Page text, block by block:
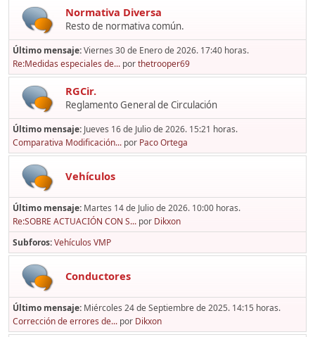
Normativa Diversa
Resto de normativa común.
Último mensaje:Viernes 30 de Enero de 2026. 17:40 horas.
Re:Medidas especiales de... porthetrooper69
RGCir.
Reglamento General de Circulación
Último mensaje: Jueves 16 de Julio de 2026. 15:21 horas.
Comparativa Modificación... por Paco Ortega
Vehículos
Último mensaje: Martes 14 de Julio de 2026. 10:00 horas.
Re:SOBRE ACTUACIÓN CON S... por Dikxon
Subforos Vehículos VMP
Conductores
Último mensaje: Miércoles 24 de Septiembre de 2025. 14:15 horas.
Corrección de errores de... por Dikxon